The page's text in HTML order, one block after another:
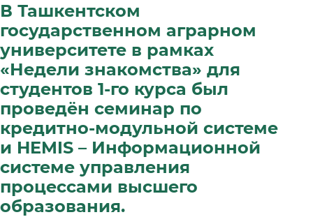
В Ташкентском
государственном аграрном
университете в рамках
«Недели знакомства» для
студентов 1-го курса был
проведён семинар по
кредитно-модульной системе
и HEMIS – Информационной
системе управления
процессами высшего
образования.